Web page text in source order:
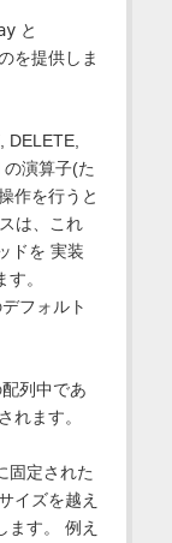
と
を提供しま
DELETE,
演算子(た
作を行うと
は、これ
ドを 実装
。
フォルト
列中であ
れます。
固定された
イズを越え
ます。 例え